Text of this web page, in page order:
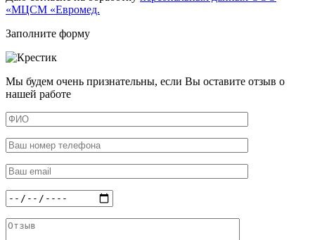
«МЦСМ «Евромед.
Заполните форму
Мы будем очень признательны, если Вы оставите отзыв о
нашей работе